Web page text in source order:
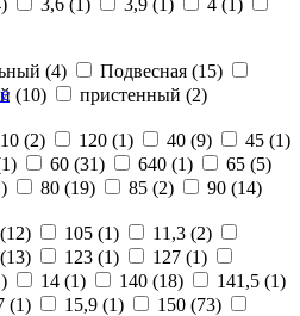
(4) Подвесная (15)
(10) пристенный (2)
(2) 120 (1) 40 (9) 45 (1)
1) 60 (31) 640 (1) 65 (5)
) 80 (19) 85 (2) 90 (14)
12) 105 (1) 11,3 (2)
13) 123 (1) 127 (1)
) 14 (1) 140 (18) 141,5 (1)
(1) 15,9 (1) 150 (73)